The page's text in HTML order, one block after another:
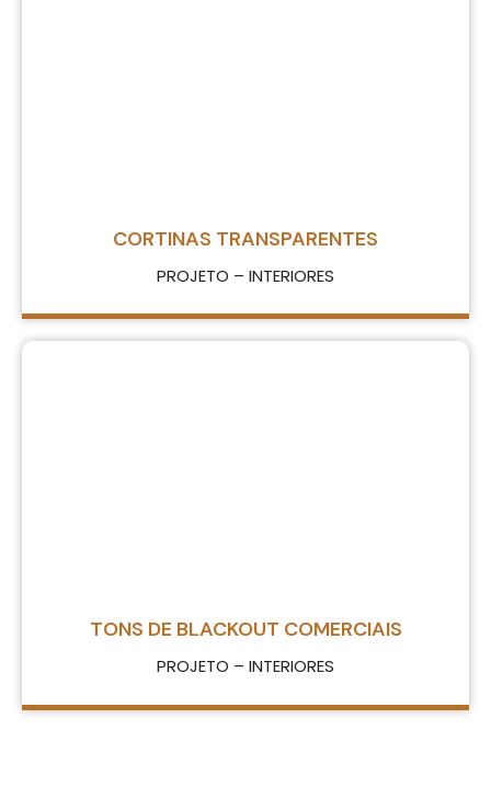
CORTINAS TRANSPARENTES
PROJETO – INTERIORES
TONS DE BLACKOUT COMERCIAIS
PROJETO – INTERIORES